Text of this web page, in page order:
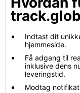
Indtast dit
hjemmeside.
Få adgang til
inklusive dens
leveringstid.
Modtag